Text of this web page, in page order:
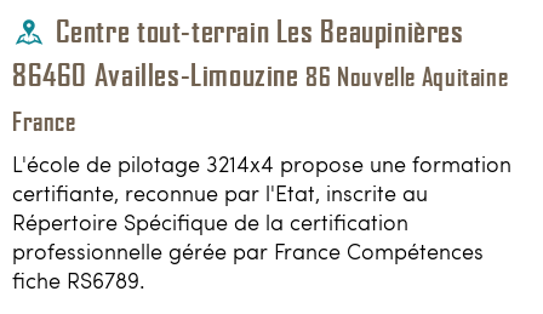
Constructeurs / Presse
Contacts / Accès
06 81 40 63 77
3214x4@gmail.com
Centre tout-terrain Les Beaupinières
86460 Availles-Limouzine 86 Nouvelle Aquitaine
France
L'école de pilotage 3214x4 propose une formation
certifiante, reconnue par l'Etat, inscrite au
Répertoire Spécifique de la certification
professionnelle gérée par France Compétences
fiche RS6789.